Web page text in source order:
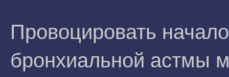
Провоцировать
бронхиальной астмы